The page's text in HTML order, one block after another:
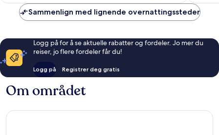
Sammenlign med lignende overnattingssteder
Logg på for å se aktuelle rabatter og fordeler. Jo mer du
reiser, jo flere fordeler får du!
Logg på Registrer deg gratis
Om området